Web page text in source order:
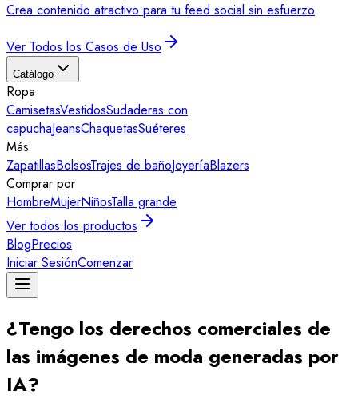
Crea contenido atractivo para tu feed social sin esfuerzo
Ver Todos los Casos de Uso
Catálogo
Ropa
CamisetasVestidosSudaderas con
capuchaJeansChaquetasSuéteres
Más
ZapatillasBolsosTrajes de bañoJoyeríaBlazers
Comprar por
HombreMujerNiñosTalla grande
Ver todos los productos
BlogPrecios
Iniciar SesiónComenzar
¿Tengo los derechos comerciales de
las imágenes de moda generadas por
IA?